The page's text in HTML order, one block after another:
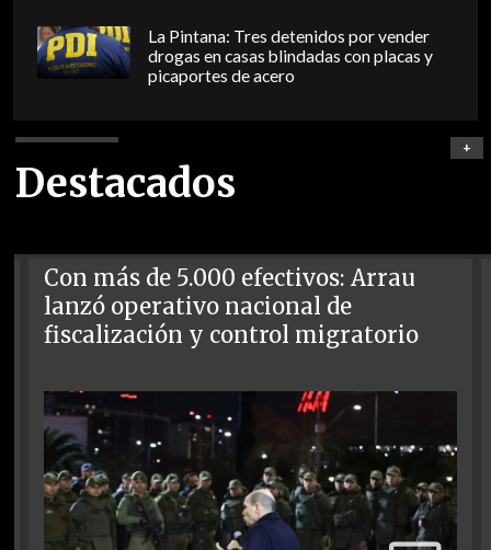
La Pintana: Tres detenidos por vender
drogas en casas blindadas con placas y
picaportes de acero
Destacados
+
Con más de 5.000 efectivos: Arrau
lanzó operativo nacional de
fiscalización y control migratorio